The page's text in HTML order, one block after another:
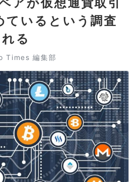
いるという調査
る
Times 編集部